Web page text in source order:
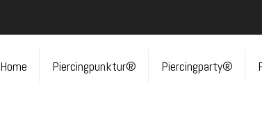
Home Piercingpunktur® Piercingparty®